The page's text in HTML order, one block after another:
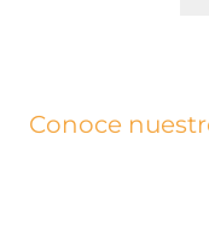
Conoce